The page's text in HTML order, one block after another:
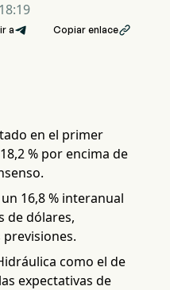
a Copiar enlace
en el primer
% por encima de
16,8 % interanual
de dólares,
como el de
expectativas de